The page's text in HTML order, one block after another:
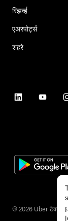
रिझर्व्ह
एअरपोर्ट्स
शहरे
© 2026 Uber